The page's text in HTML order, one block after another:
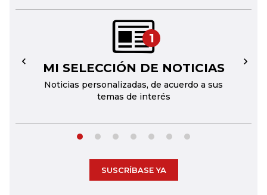
1
MI SELECCIÓN DE NOTICIAS
Noticias personalizadas, de acuerdo a sus
temas de interés
← →
SUSCRÍBASE YA